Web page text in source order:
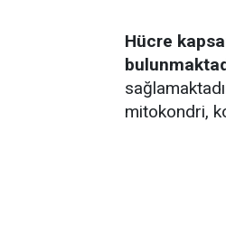
Hücre
mitokondri,